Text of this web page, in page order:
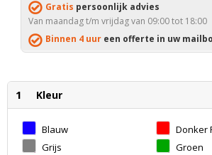
Gratis persoonlijk advies
Van maandag t/m vrijdag van 09:00 tot 18:00
Binnen 4 uur een offerte in uw
1 Kleur
Blauw
Donker
Grijs
Groen